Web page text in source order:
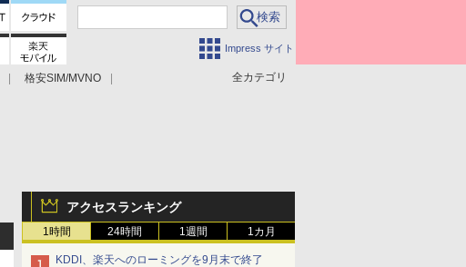
Impress サイト
全カテゴリ
格安SIM/MVNO
アクセスランキング
1時間 24時間 1週間 1カ月
KDDI、楽天へのローミングを9月末で終了